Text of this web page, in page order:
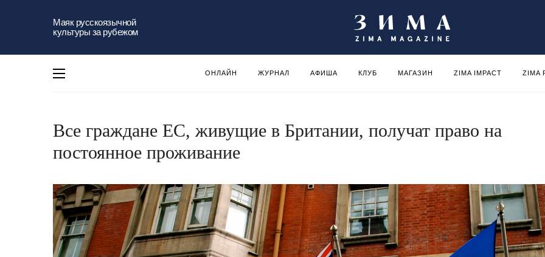
Маяк русскоязычной
культуры за рубежом
ОНЛАЙН ЖУРНАЛ АФИША КЛУБ МАГАЗИН ZIMA IMPACT ZIMA
Все граждане ЕС, живущие в Британии, получат право на
постоянное проживание